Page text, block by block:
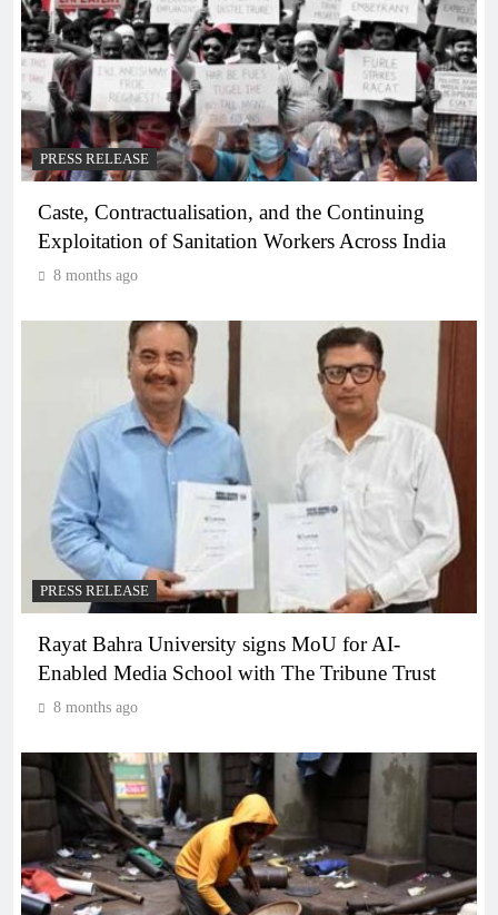
PRESS RELEASE
Caste, Contractualisation, and the Continuing
Exploitation of Sanitation Workers Across India
8 months ago
PRESS RELEASE
Rayat Bahra University signs MoU for AI-
Enabled Media School with The Tribune Trust
8 months ago